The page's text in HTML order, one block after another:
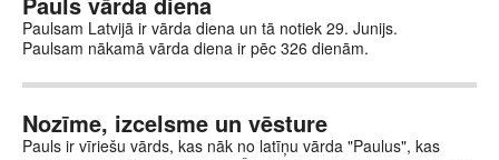
Paulsam Latvijā ir vārda diena un tā notiek 29. Junijs.
Paulsam nākamā vārda diena ir pēc 326 dienām.
Nozīme, izcelsme un vēsture
Pauls ir vīriešu vārds, kas nāk no latīņu vārda "Paulus", kas